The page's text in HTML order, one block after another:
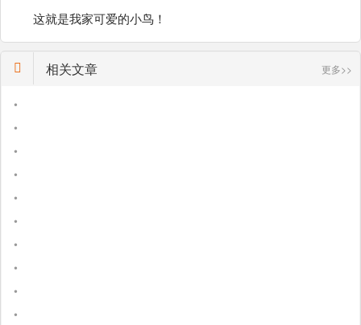
这就是我家可爱的小鸟！
相关文章 更多>>
•
•
•
•
•
•
•
•
•
•